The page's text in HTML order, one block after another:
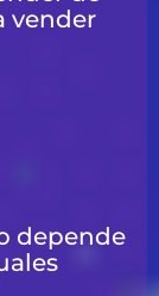
vender
depende